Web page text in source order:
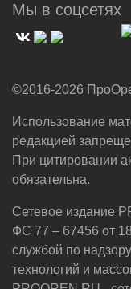
Мы в соцсетях
©2016-2026
Использование
редакцией
При цитировании
обязательна.
Сетевое издание
ФС 77 – 67456 от
службой по
технологий и